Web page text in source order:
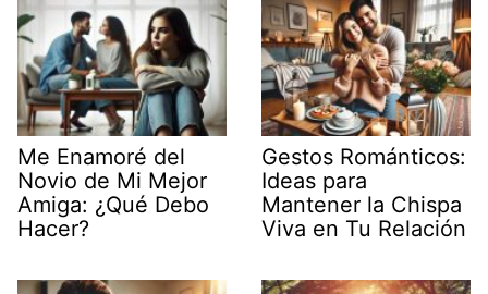
Me Enamoré del
Novio de Mi Mejor
Amiga: ¿Qué Debo
Hacer?
Gestos Románticos:
Ideas para
Mantener la Chispa
Viva en Tu Relación